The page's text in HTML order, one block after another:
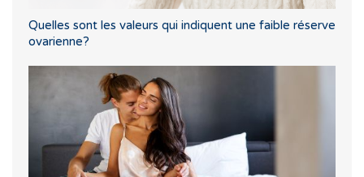
Quelles sont les valeurs qui indiquent une faible réserve
ovarienne?